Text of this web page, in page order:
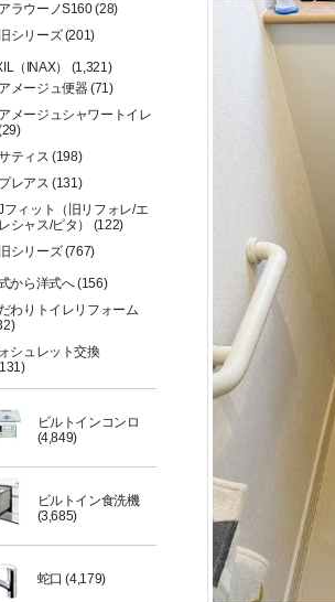
アラウーノS160(28)
旧シリーズ(201)
（INAX）
(1,321)
アメージュ便器(71)
アメージュシャワートイレ
ティス (198)
プレアス (131)
フィット（旧リフォレ/エ
レシャス/ピタ）
(122)
旧シリーズ(767)
から洋式へ(156)
わりトイレリフォーム
シュレット交換
ビルトインコンロ
(4,849)
ビルトイン食洗機
(3,685)
蛇口 (4,179)